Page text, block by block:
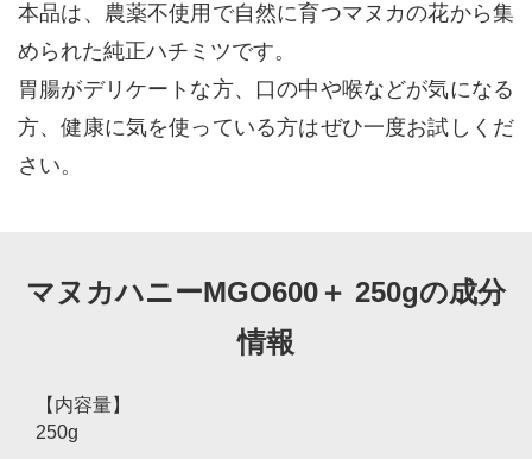
本品は、農薬不使用で自然に育つマヌカの花から集
められた純正ハチミツです。
胃腸がデリケートな方、口の中や喉などが気になる
方、健康に気を使っている方はぜひ一度お試しくだ
さい。
マヌカハニーMGO600＋ 250gの成分
情報
【内容量】
250g